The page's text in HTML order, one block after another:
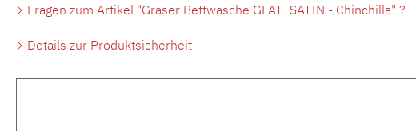
Fragen zum Artikel "Graser Bettwäsche GLATTSATIN - Chinchilla" ?
Details zur Produktsicherheit